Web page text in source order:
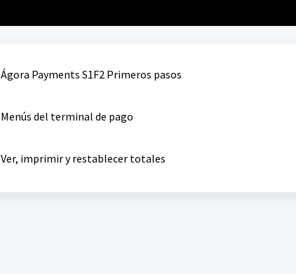
Ágora Payments S1F2 Primeros pasos
Menús del terminal de pago
Ver, imprimir y restablecer totales